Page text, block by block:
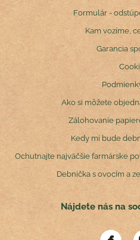
Formulár -
Kam vozíme,
Garancia
Ako si môžete
Zálohovanie
Kedy mi bude
Ochutnajte najväčšie farmárske
Debnička s ovocím a
Nájdete nás na